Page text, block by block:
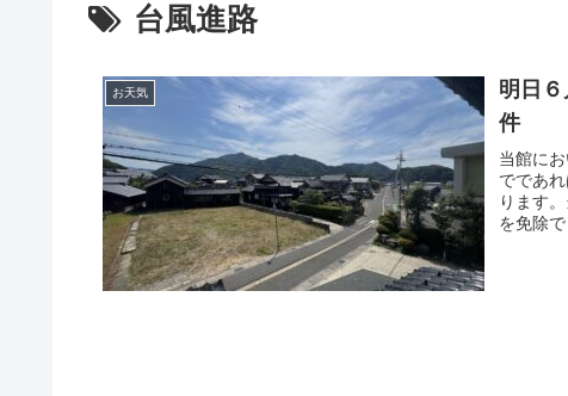
台風進路
お天気
明日
件
当館に
でであ
ります
を免除